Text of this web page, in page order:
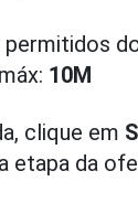
10M
clique em
etapa da